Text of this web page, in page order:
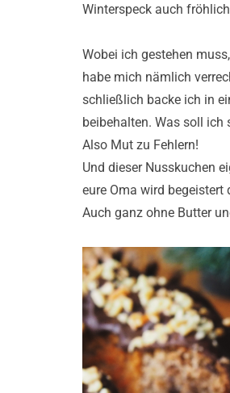
Winterspeck auch
Wobei ich gestehen
habe mich nämlich
schließlich backe ich in
beibehalten. Was soll ich
Also Mut zu Fehlern!
Und dieser Nusskuchen
eure Oma wird
Auch ganz ohne Butter